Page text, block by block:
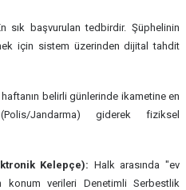
sık başvurulan tedbirdir. Şüphelinin
için sistem üzerinden dijital tahdit
belirli günlerinde ikametine en
Jandarma) giderek fiziksel
Kelepçe): Halk arasında "ev
konum verileri Denetimli Serbestlik